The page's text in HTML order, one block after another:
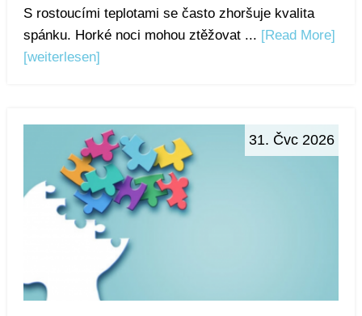
S rostoucími teplotami se často zhoršuje kvalita
spánku. Horké noci mohou ztěžovat ... [Read More]
[weiterlesen]
31. Čvc 2026